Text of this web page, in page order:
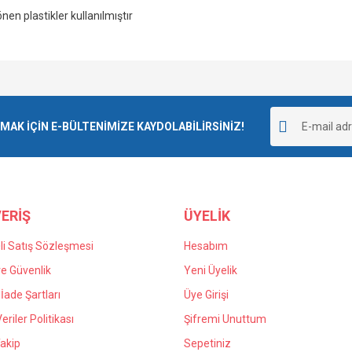
plastikler kullanılmıştır
Gönder
İÇİN E-BÜLTENİMİZE KAYDOLABİLİRSİNİZ!
Satış Sözleşmesi
Güvenlik
Şartları
Politikası
ÜYELİK
Hesabım
Yeni Üyelik
Üye Girişi
Şifremi Unuttum
Sepetiniz